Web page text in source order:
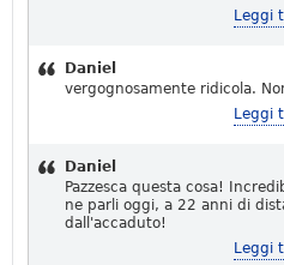
Leggi
Daniel
vergognosamente ridicola.
Leggi
Daniel
Pazzesca questa cosa!
ne parli oggi, a 22 anni di
dall'accaduto!
Leggi